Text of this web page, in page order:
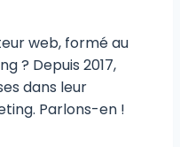
web, formé au
? Depuis 2017,
dans leur
Parlons-en !